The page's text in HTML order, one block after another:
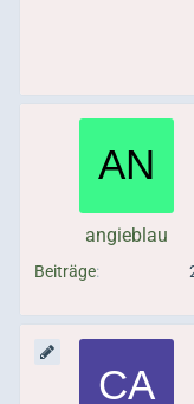
angieblau
Beiträge